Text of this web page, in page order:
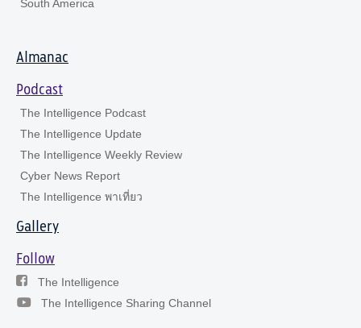
South America
Almanac
Podcast
The Intelligence Podcast
The Intelligence Update
The Intelligence Weekly Review
Cyber News Report
The Intelligence พาเที่ยว
Gallery
Follow
The Intelligence
The Intelligence Sharing Channel